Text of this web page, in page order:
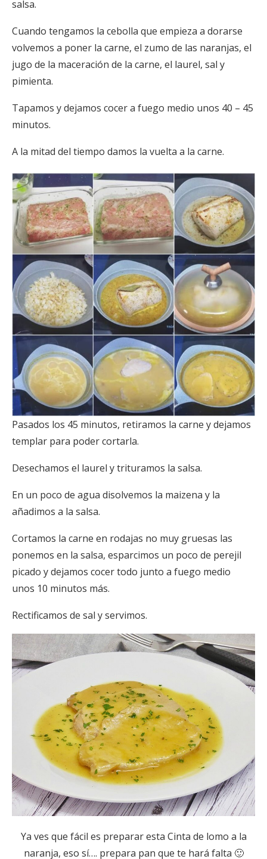
salsa.
Cuando tengamos la cebolla que empieza a dorarse
volvemos a poner la carne, el zumo de las naranjas, el
jugo de la maceración de la carne, el laurel, sal y
pimienta.
Tapamos y dejamos cocer a fuego medio unos 40 – 45
minutos.
A la mitad del tiempo damos la vuelta a la carne.
Pasados los 45 minutos, retiramos la carne y dejamos
templar para poder cortarla.
Desechamos el laurel y trituramos la salsa.
En un poco de agua disolvemos la maizena y la
añadimos a la salsa.
Cortamos la carne en rodajas no muy gruesas las
ponemos en la salsa, esparcimos un poco de perejil
picado y dejamos cocer todo junto a fuego medio
unos 10 minutos más.
Rectificamos de sal y servimos.
Ya ves que fácil es preparar esta Cinta de lomo a la
naranja, eso sí…. prepara pan que te hará falta 🙂